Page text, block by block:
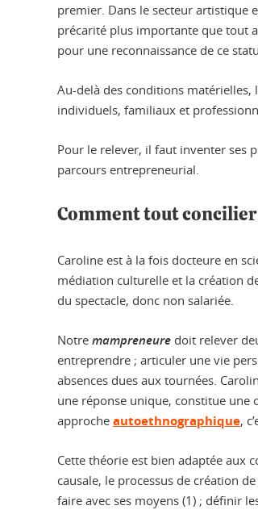
premier. Dans le secteur artistique
précarité plus importante que tout
pour une reconnaissance de ce
Au-delà des conditions matérielles,
individuels, familiaux et
Pour le relever, il faut inventer ses
parcours entrepreneurial.
Comment tout concilier
Caroline est à la fois docteure en
médiation culturelle et la création
du spectacle, donc non salariée.
Notre mampreneure doit relever
entreprendre ; articuler une vie
absences dues aux tournées.
une réponse unique, constitue une
approche autoethnographique,
Cette théorie est bien adaptée aux
causale, le processus de création
faire avec ses moyens (1) ; définir